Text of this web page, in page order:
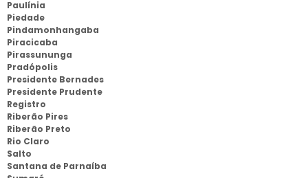
Paulínia
Piedade
Pindamonhangaba
Piracicaba
Pirassununga
Pradópolis
Presidente Bernades
Presidente Prudente
Registro
Riberão Pires
Riberão Preto
Rio Claro
Salto
Santana de Parnaíba